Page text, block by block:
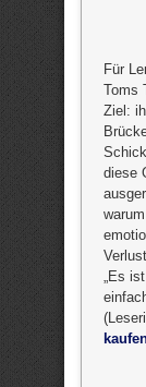
Für
Toms
Ziel:
diese
„Es